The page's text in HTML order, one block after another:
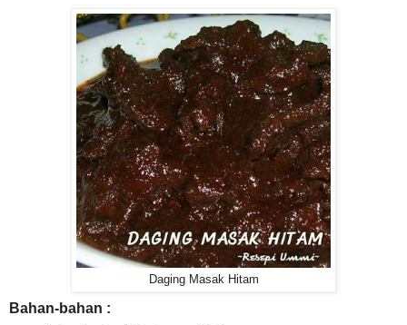
Daging Masak Hitam
Bahan-bahan :